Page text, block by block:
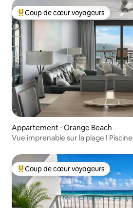
Coups de cœur voyageurs les plus
Coup de cœur voyageurs
Appartement ⋅ Orange Beach
Vue imprenable sur la plage !
Coups de cœur voyageurs les plus
Coup de cœur voyageurs